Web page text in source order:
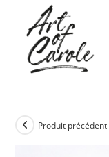
content
Produit précédent